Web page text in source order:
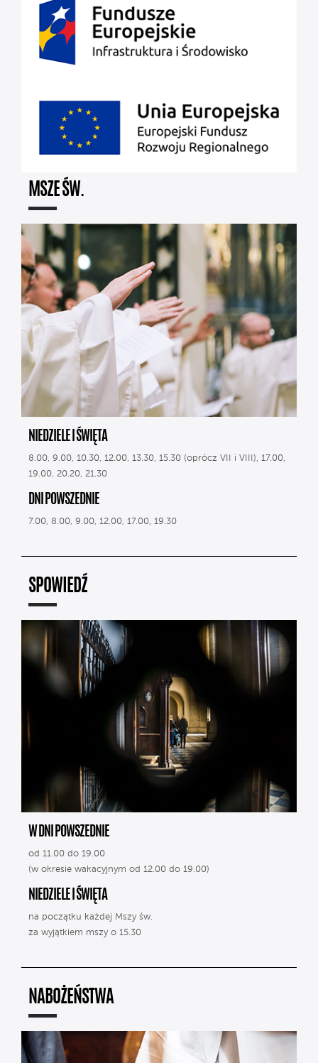
MSZE ŚW.
NIEDZIELE I ŚWIĘTA
8.00, 9.00, 10.30, 12.00, 13.30, 15.30 (oprócz VII i VIII), 17.00,
19.00, 20.20, 21.30
DNI POWSZEDNIE
7.00, 8.00, 9.00, 12.00, 17.00, 19.30
SPOWIEDŹ
W DNI POWSZEDNIE
od 11.00 do 19.00
(w okresie wakacyjnym od 12.00 do 19.00)
NIEDZIELE I ŚWIĘTA
na początku każdej Mszy św.
za wyjątkiem mszy o 15.30
NABOŻEŃSTWA